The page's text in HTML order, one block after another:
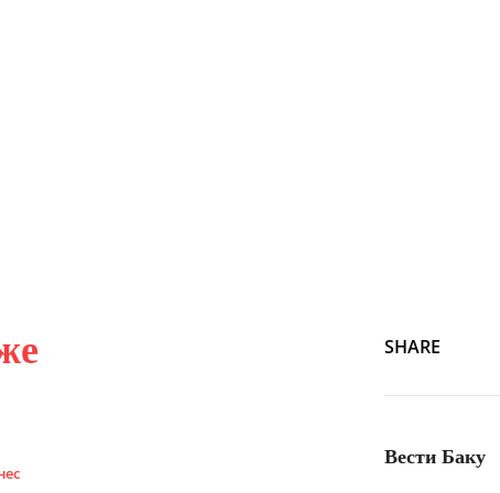
SHARE
Вести Баку